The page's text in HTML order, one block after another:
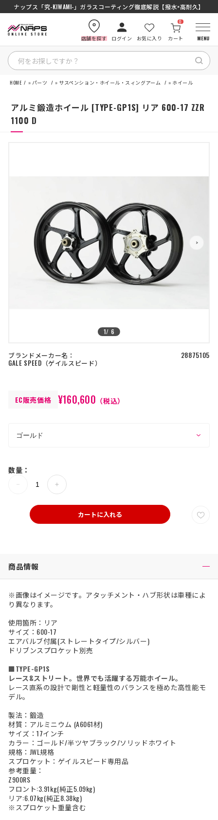
ナップス「究-KIWAMI-」ガラスコーティング徹底解説【撥水×高耐久】
SENA J30/J10を徹底比較｜コスパ最強インカムはどっち？初心者にもおすす
店舗を探す ログイン お気に入り カート
0
MENU
カテゴリから探す
店舗を探す
コーポレートサイト
採用情報
特定商取引法に基づく表記
古物営業法に基づく表示/保険勧誘
方針
HOME » パーツ » サスペンション・ホイール・スィングアーム » ホイール
アルミ鍛造ホイール [TYPE-GP1S] リア 600-17 ZZR
1100 D
1/ 6
>
ブランドメーカー名：
GALE SPEED
ゲイルスピード
28875105
EC販売価格 ¥160,600 （税込）
数量：
カートに入れる
商品情報
※画像はイメージです。アタッチメント・ハブ形状は車種によ
り異なります。
使用箇所：リア
サイズ：600-17
エアバルブ付属(ストレートタイプ/シルバー)
ドリブンスプロケット別売
■TYPE-GP1S
レース&ストリート。世界でも活躍する万能ホイール。
レース直系の設計で剛性と軽量性のバランスを極めた高性能モ
デル。
製法：鍛造
材質：アルミニウム (A6061材)
サイズ：17インチ
カラー：ゴールド/半ツヤブラック/ソリッドホワイト
規格：JWL規格
スプロケット：ゲイルスピード専用品
参考重量：
Z900RS
フロント:3.91kg(純正5.09kg)
リア:6.07kg(純正8.38kg)
※スプロケット重量含む